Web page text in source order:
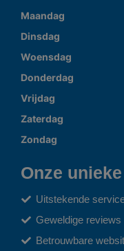
Maandag
Dinsdag
Woensdag
Donderdag
Vrijdag
Zaterdag
Zondag
Onze
Uitstekende
Geweldige reviews
Betrouwbare